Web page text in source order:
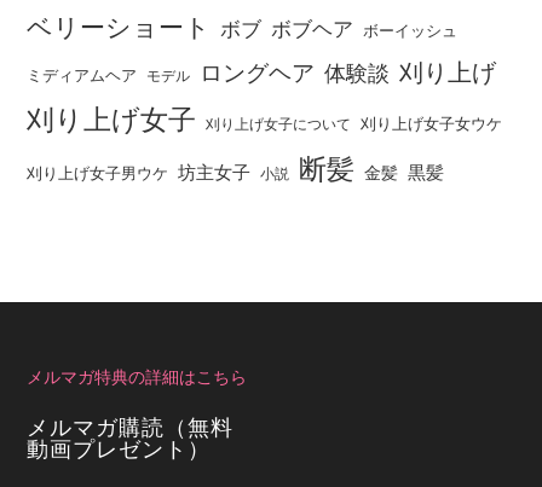
ベリーショート
ボブ ボブヘア ボーイッシュ
ミディアムヘア モデル ロングヘア 体験談 刈り上げ
刈り上げ女子 刈り上げ女子について 刈り上げ女子女ウケ
刈り上げ女子男ウケ 坊主女子 小説 断髪 金髪 黒髪
メルマガ特典の詳細はこちら
メルマガ購読（無料
動画プレゼント）